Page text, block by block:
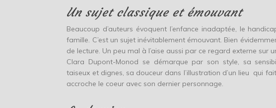
Un sujet classique et émouvant
Beaucoup d’auteurs évoquent l’enfance inadaptée, le
famille. C’est un sujet inévitablement émouvant. Bien
de lecture. Un peu mal à l’aise aussi par ce regard externe sur
Clara Dupont-Monod se démarque par son style, sa
taiseux et dignes, sa douceur dans l’illustration d’un lieu qui
accroche le coeur avec son dernier personnage.